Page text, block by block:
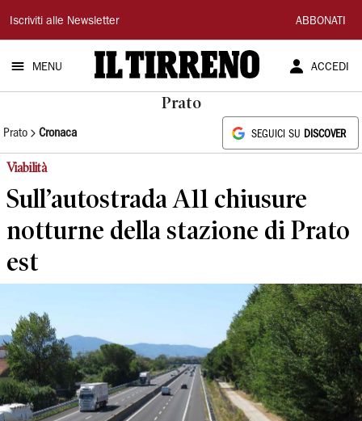
Il
Tirreno
Iscriviti alle Newsletter ABBONATI
MENU ACCEDI
Prato
Prato Cronaca SEGUICI SU DISCOVER
Viabilità
Sull’autostrada A11 chiusure
notturne della stazione di Prato
est